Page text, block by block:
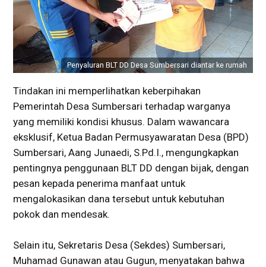
Penyaluran BLT DD Desa Sumbersari diantar ke rumah
Tindakan ini memperlihatkan keberpihakan
Pemerintah Desa Sumbersari terhadap warganya
yang memiliki kondisi khusus. Dalam wawancara
eksklusif, Ketua Badan Permusyawaratan Desa (BPD)
Sumbersari, Aang Junaedi, S.Pd.I., mengungkapkan
pentingnya penggunaan BLT DD dengan bijak, dengan
pesan kepada penerima manfaat untuk
mengalokasikan dana tersebut untuk kebutuhan
pokok dan mendesak.
Selain itu, Sekretaris Desa (Sekdes) Sumbersari,
Muhamad Gunawan atau Gugun, menyatakan bahwa